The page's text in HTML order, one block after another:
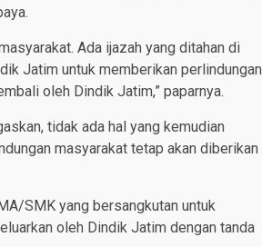
Ada ijazah yang ditahan di
Jatim untuk memberikan perlindungan
oleh Dindik Jatim,” paparnya.
tidak ada hal yang kemudian
masyarakat tetap akan diberikan
SMK yang bersangkutan untuk
oleh Dindik Jatim dengan tanda